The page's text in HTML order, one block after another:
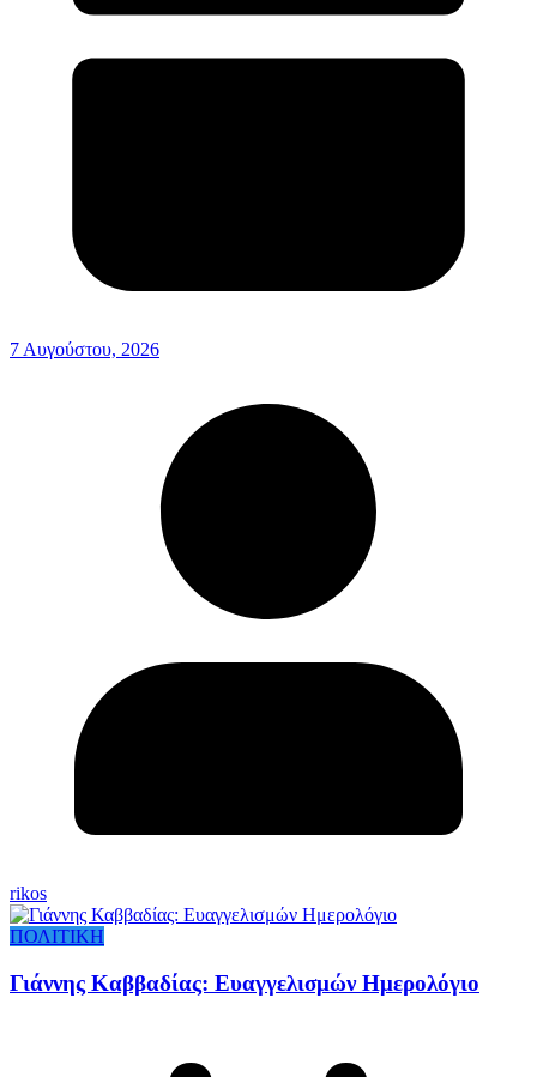
7 Αυγούστου, 2026
rikos
ΠΟΛΙΤΙΚΗ
Γιάννης Καββαδίας: Ευαγγελισμών Ημερολόγιο